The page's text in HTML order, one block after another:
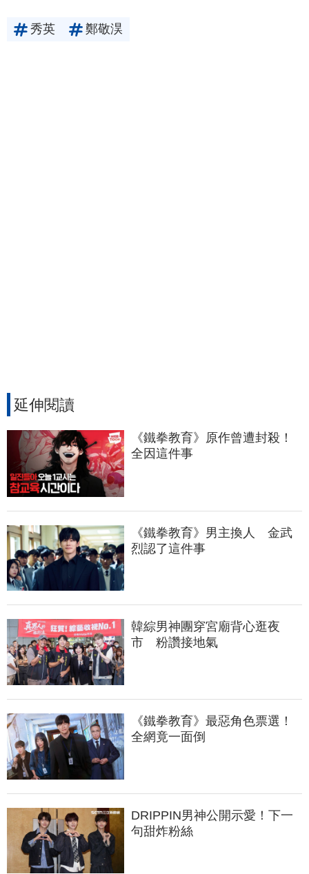
秀英 鄭敬淏
延伸閱讀
《鐵拳教育》原作曾遭封殺！
全因這件事
《鐵拳教育》男主換人　金武
烈認了這件事
韓綜男神團穿宮廟背心逛夜
市　粉讚接地氣
《鐵拳教育》最惡角色票選！
全網竟一面倒
DRIPPIN男神公開示愛！下一
句甜炸粉絲